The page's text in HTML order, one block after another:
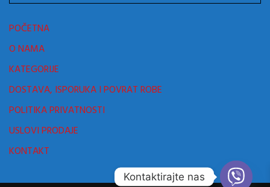
POČETNA
O NAMA
KATEGORIJE
DOSTAVA, ISPORUKA I POVRAT ROBE
POLITIKA PRIVATNOSTI
USLOVI PRODAJE
KONTAKT
Kontaktirajte nas